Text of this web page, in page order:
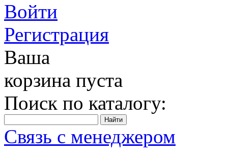
Войти
Регистрация
Ваша
корзина пуста
Поиск по каталогу:
Связь с менеджером